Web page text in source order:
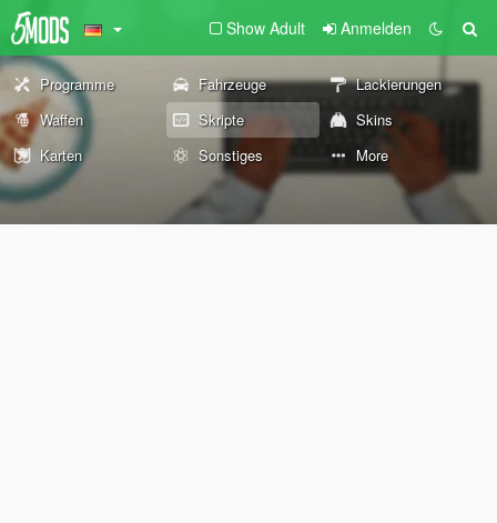
Show Adult Anmelden
Programme Fahrzeuge
Lackierungen
Waffen
Skripte
Skins
Karten
Sonstiges More